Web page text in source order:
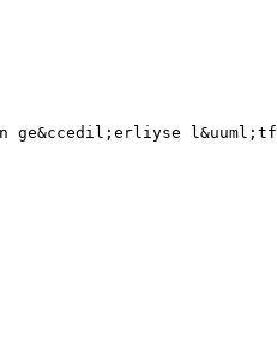
ge&ccedil;erliyse